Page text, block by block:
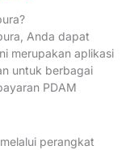
Anda dapat
merupakan aplikasi
untuk berbagai
PDAM
perangkat